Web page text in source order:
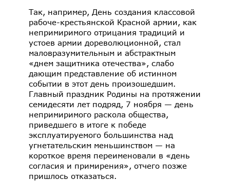
Так, например, День создания классовой
рабоче-крестьянской Красной армии, как
непримиримого отрицания традиций и
устоев армии дореволюционной, стал
маловразумительным и абстрактным
«днем защитника отечества», слабо
дающим представление об истинном
событии в этот день произошедшим.
Главный праздник Родины на протяжении
семидесяти лет подряд, 7 ноября — день
непримиримого раскола общества,
приведшего в итоге к победе
эксплуатируемого большинства над
угнетательским меньшинством — на
короткое время переименовали в «день
согласия и примирения», отчего позже
пришлось отказаться.